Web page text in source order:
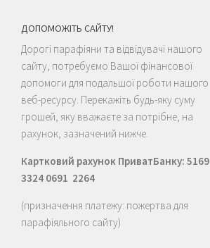
ДОПОМОЖІТЬ САЙТУ!
Дорогі парафіяни та відвідувачі нашого
сайту, потребуємо Вашої фінансової
допомоги для подальшої роботи нашого
веб-ресурсу. Перекажіть будь-яку суму
грошей, яку вважаєте за потрібне, на
рахунок, зазначений нижче.
Картковий рахунок ПриватБанку: 5169
3324 0691 2264
(призначення платежу: пожертва для
парафіяльного сайту)